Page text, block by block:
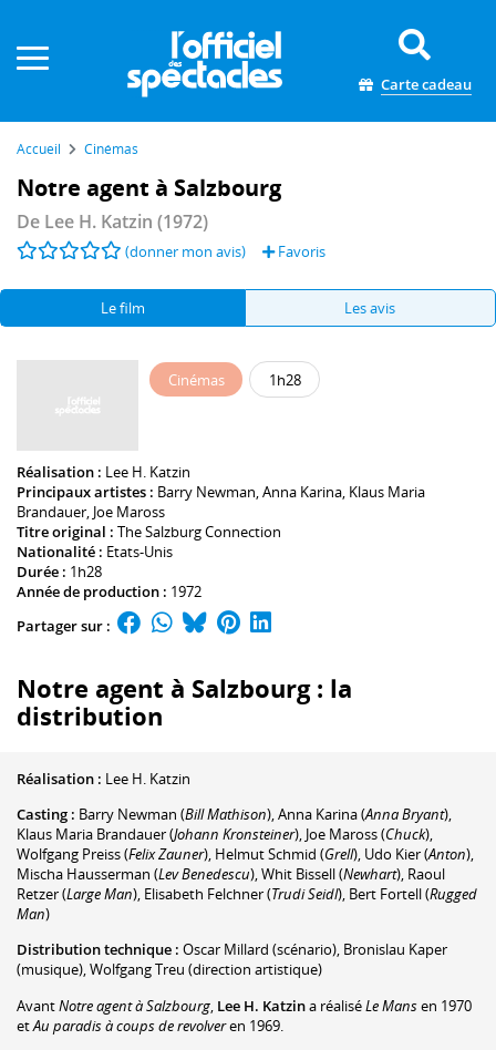
Carte cadeau
Accueil Cinémas
Notre agent à Salzbourg
De Lee H. Katzin (1972)
(donner mon avis) Favoris
Le film Les avis
Cinémas 1h28
Réalisation : Lee H. Katzin
Principaux artistes : Barry Newman,Anna Karina, Klaus Maria
Brandauer, Joe Maross
Titre original : The Salzburg Connection
Nationalité : Etats-Unis
Durée : 1h28
Année de production : 1972
Partager sur :
Notre agent à Salzbourg : la
distribution
Réalisation : Lee H. Katzin
Casting : Barry Newman (Bill Mathison),Anna Karina(Anna Bryant),
Klaus Maria Brandauer(Johann Kronsteiner), Joe Maross(Chuck),
Wolfgang Preiss(Felix Zauner), Helmut Schmid (Grell), Udo Kier(Anton),
Mischa Hausserman (Lev Benedescu),Whit Bissell(Newhart), Raoul
Retzer(Large Man), Elisabeth Felchner(Trudi Seidl), Bert Fortell(Rugged
Man)
Distribution technique : Oscar Millard (scénario), Bronislau Kaper
(musique),Wolfgang Treu (direction artistique)
AvantNotre agent à Salzbourg, Lee H. Katzina réaliséLe Mansen 1970
etAu paradis à coups de revolveren 1969.